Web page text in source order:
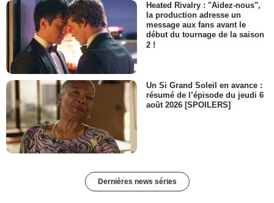
Heated Rivalry : "Aidez-nous",
la production adresse un
message aux fans avant le
début du tournage de la saison
2 !
Un Si Grand Soleil en avance :
résumé de l’épisode du jeudi 6
août 2026 [SPOILERS]
Dernières news séries